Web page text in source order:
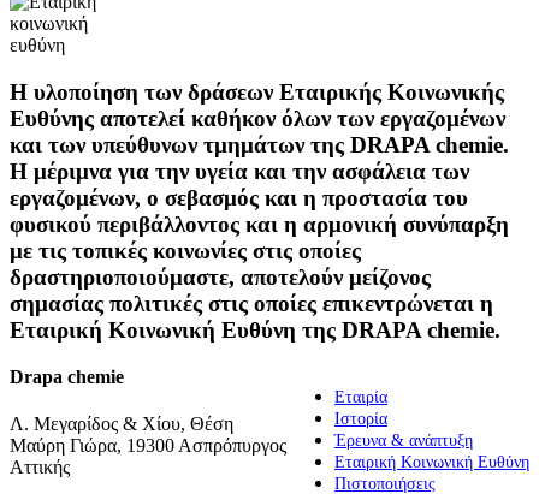
Η υλοποίηση των δράσεων Εταιρικής Κοινωνικής
Ευθύνης αποτελεί καθήκον όλων των εργαζομένων
και των υπεύθυνων τμημάτων της DRAPA chemie.
Η μέριμνα για την υγεία και την ασφάλεια των
εργαζομένων, ο σεβασμός και η προστασία του
φυσικού περιβάλλοντος και η αρμονική συνύπαρξη
με τις τοπικές κοινωνίες στις οποίες
δραστηριοποιούμαστε, αποτελούν μείζονος
σημασίας πολιτικές στις οποίες επικεντρώνεται η
Εταιρική Κοινωνική Ευθύνη της DRAPA chemie.
Εταιρία
Ιστορία
Έρευνα & ανάπτυξη
Εταιρική Κοινωνική Ευθύνη
Πιστοποιήσεις
Drapa chemie
Λ. Μεγαρίδος & Χίου, Θέση
Μαύρη Γιώρα, 19300 Ασπρόπυργος
Αττικής